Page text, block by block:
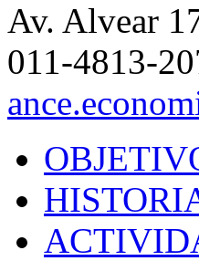
Av. Alvear
011-4813-